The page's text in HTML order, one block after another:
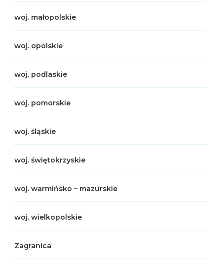
woj. małopolskie
woj. opolskie
woj. podlaskie
woj. pomorskie
woj. śląskie
woj. świętokrzyskie
woj. warmińsko – mazurskie
woj. wielkopolskie
Zagranica